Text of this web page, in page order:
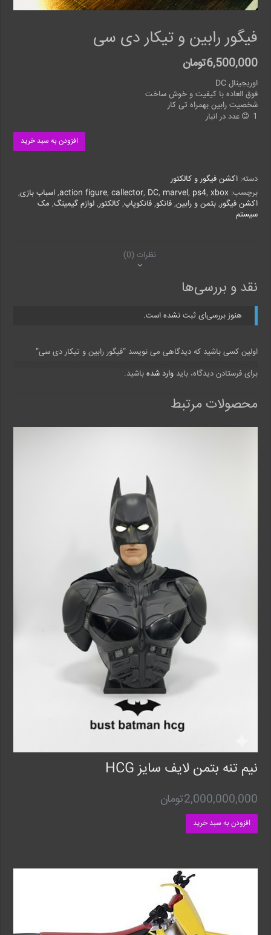
فیگور رابین و تیکار دی سی
6,500,000تومان
اوریجینال DC
فوق العاده با کیفیت و خوش ساخت
شخصیت رابین بهمراه تی کار
1 عدد در انبار
افزودن به سبد خرید
دسته:اکشن فیگور و کالکتور
برچسب:
action figure, callector, DC, marvel, ps4, xbox
,اسباب بازی,
اکشن فیگور,بتمن و رابین,فانکو,فانکوپاپ,کالکتور,لوازم گیمینگ, مک
سیستم
نظرات (0)
نقد و بررسی‌ها
هنوز بررسی‌ای ثبت نشده است.
اولین کسی باشید که دیدگاهی می نویسد “فیگور رابین و تیکار دی سی”
برای فرستادن دیدگاه، بایدوارد شده باشید.
محصولات مرتبط
نیم تنه بتمن لایف سایز HCG
2,000,000,000تومان
افزودن به سبد خرید